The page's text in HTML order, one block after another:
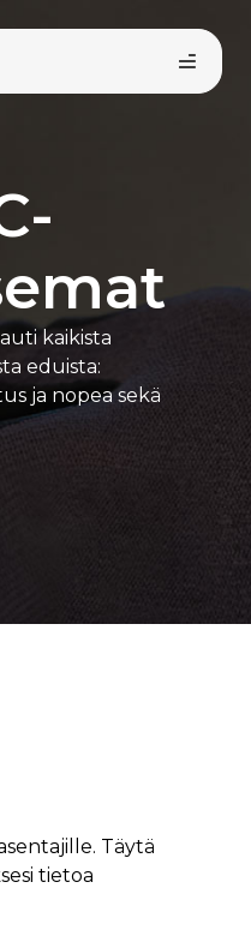
kaikista
eduista:
ja nopea sekä
Täytä
tietoa